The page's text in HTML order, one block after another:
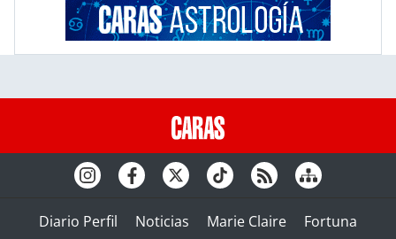
Diario Perfil Noticias Marie Claire
Fortuna